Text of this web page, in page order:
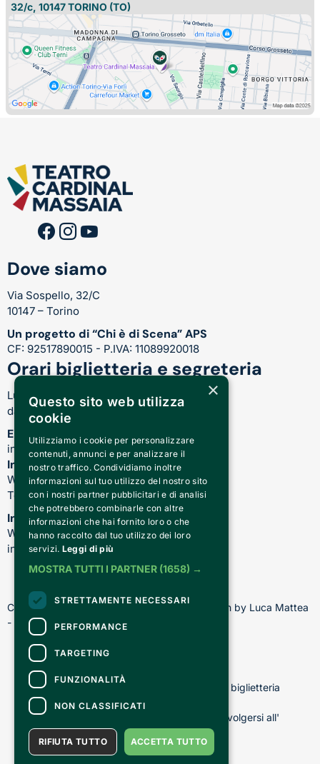
32/c, 10147 TORINO (TO)
Dove siamo
Via Sospello, 32/C
10147 – Torino
Un progetto di “Chi è di Scena” APS
CF: 92517890015 - P.IVA: 11089920018
Orari biglietteria e segreteria
Lunedì-Venerdì:
dalle 17.00 alle 21.00
Email
info@teatrocardinalmassaia.com
Informazioni su spettacoli e teatro
WhatsApp: 344 410 4477
Telefono: 011 221 6128
Informazioni sui nostri corsi
WhatsApp: 392 150 5130 -
info@chiediscena.torino.it
Copyright © 2026 - All rights reserved - Design by Luca Mattea
- Made in Turin with
Per informazioni e supporto all'acquisto della biglietteria
Clicca qui
Per informazioni sul programma e l'evento, rivolgersi all'
organizzatore.
Dichiarazione di accessibilità
×
Questo sito web utilizza
cookie
Utilizziamo i cookie per personalizzare
contenuti, annunci e per analizzare il
nostro traffico. Condividiamo inoltre
informazioni sul tuo utilizzo del nostro sito
con i nostri partner pubblicitari e di analisi
che potrebbero combinarle con altre
informazioni che hai fornito loro o che
hanno raccolto dal tuo utilizzo dei loro
servizi. Leggi di più
MOSTRA TUTTI I PARTNER (1658) →
STRETTAMENTE NECESSARI
PERFORMANCE
TARGETING
FUNZIONALITÀ
NON CLASSIFICATI
ACCETTA TUTTO
RIFIUTA TUTTO